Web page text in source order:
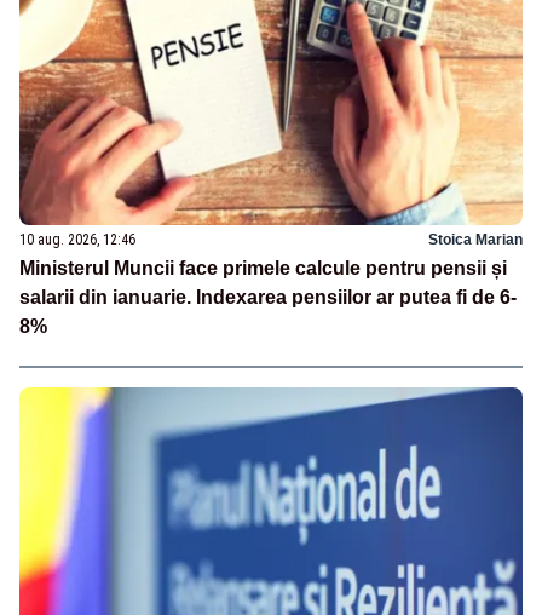
10 aug. 2026, 12:46 Stoica Marian
Ministerul Muncii face primele calcule pentru pensii și
salarii din ianuarie. Indexarea pensiilor ar putea fi de 6-
8%